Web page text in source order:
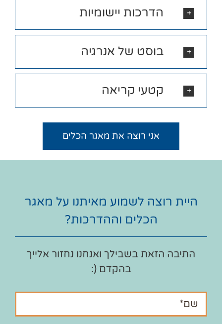
הדרכות יישומיות
בוסט של אנרגיה
קטעי קריאה
אני רוצה את מאגר הכלים
היית רוצה לשמוע מאיתנו על מאגר
הכלים וההדרכות?
התיבה הזאת בשבילך ואנחנו נחזור אלייך
בהקדם (: